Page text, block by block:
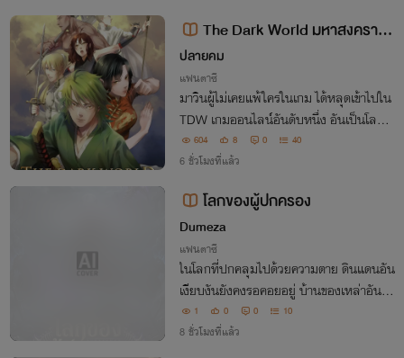
The Dark World มหาสงคราม
ออนไลน์กู้ปฐพี (เวอร์ชั่น 70 เปอร์เซ็
นต์)
ปลายคม
แฟนตาซี
มาวินผู้ไม่เคยแพ้ใครในเกม ได้หลุดเข้าไปใน
TDW เกมออนไลน์อันดับหนึ่ง อันเป็นโลกที่
เจ็บจริง ตายจริง ไม่มีปุ่มรีเซ็ตให้กด จากการ
เล่นเพื่อสะใจกลายเป็นดิ้นรนเอาชีวิตรอด สุ
604 8 0 40
6 ชั่วโมงที่แล้ว
โลกของผู้ปกครอง
Dumeza
แฟนตาซี
ในโลกที่ปกคลุมไปด้วยความตาย ดินแดนอัน
เงียบงันยังคงรอคอยอยู่ บ้านของเหล่าอันเด
ดและสถานศักดิ์สิทธิ์ของเหล่ายมทูต ตราบใ
ดที่ความตายยังคงมี ราชินีอันเดดผู้ยิ่งใหญ่จะ
1 0 0 10
8 ชั่วโมงที่แล้ว